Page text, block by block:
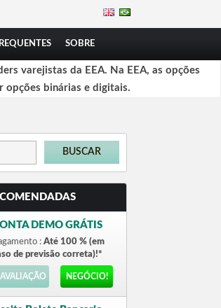
SOBRE
varejistas da EEA. Na EEA, as opções
opções binárias e digitais.
DEMO GRÁTIS
: Até 100 % (em
de previsão correta)!*
AVALIAÇÃO NEGÓCIO!